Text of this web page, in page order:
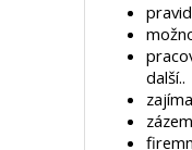
další..